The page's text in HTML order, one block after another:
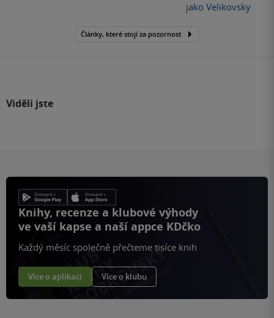
jako Velikovsky
Články, které stojí za pozornost
Viděli jste
Knihy, recenze a klubové výhody
ve vaší kapse a naší appce KDčko
Každý měsíc společně přečteme tisíce knih
Více o aplikaci Více o klubu